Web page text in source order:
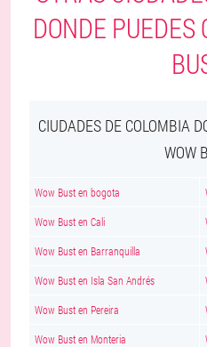
DONDE PUEDES
CIUDADES DE COLOMBIA
WOW
Wow Bust en bogota
Wow Bust en Cali
Wow Bust en Barranquilla
Wow Bust en Isla San Andrés
Wow Bust en Pereira
Wow Bust en Monteria